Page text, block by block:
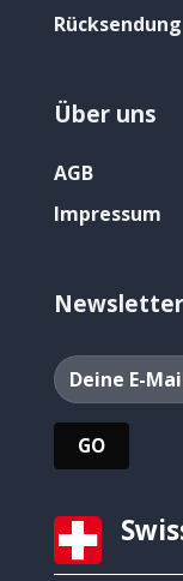
Rücksendung
Über uns
AGB
Impressum